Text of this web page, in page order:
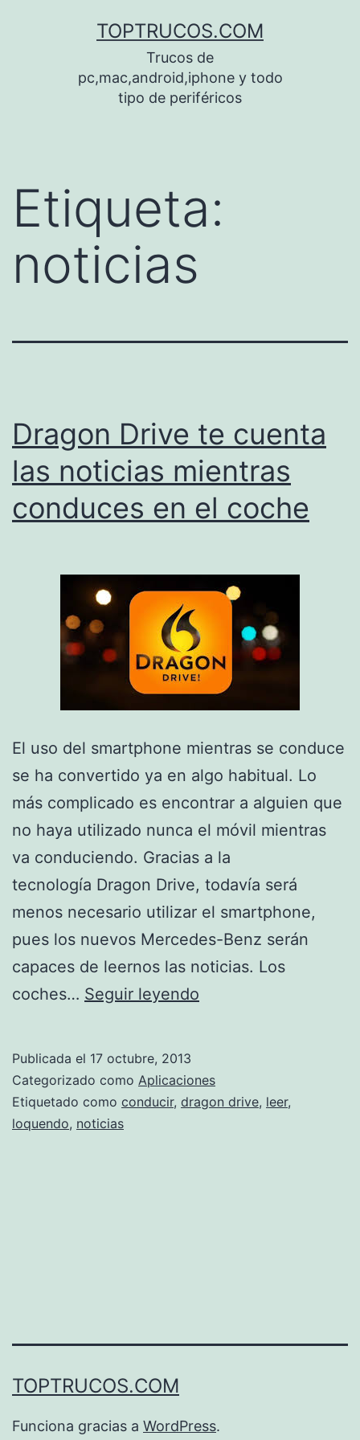
TOPTRUCOS.COM
Trucos de
pc,mac,android,iphone y todo
tipo de periféricos
Etiqueta:
noticias
Dragon Drive te cuenta
las noticias mientras
conduces en el coche
El uso del smartphone mientras se conduce
se ha convertido ya en algo habitual. Lo
más complicado es encontrar a alguien que
no haya utilizado nunca el móvil mientras
va conduciendo. Gracias a la
tecnología Dragon Drive, todavía será
menos necesario utilizar el smartphone,
pues los nuevos Mercedes-Benz serán
capaces de leernos las noticias. Los
coches… Seguir leyendo
cuenta
las
Publicada el 17 octubre, 2013
Categorizado como Aplicaciones
Etiquetado como conducir, dragon drive, leer,
loquendo, noticias
TOPTRUCOS.COM
Funciona gracias a WordPress.